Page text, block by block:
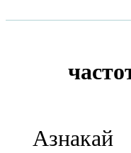
Азнакай